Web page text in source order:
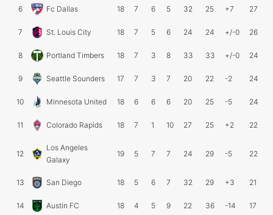
6 Fc Dallas 18 7 6 5 32 25 +7 27
7 St. Louis City 18 7 5 6 24 24 +/-0 26
8 Portland Timbers 18 7 3 8 33 33 +/-0 24
9 Seattle Sounders 17 7 3 7 20 22 -2 24
10 Minnesota United 18 6 6 6 20 25 -5 24
11 Colorado Rapids 18 7 1 10 27 25 +2 22
12
Los Angeles
Galaxy
19 5 7 7 24 29 -5 22
13 San Diego 18 5 6 7 32 29 +3 21
14 Austin FC 18 4 5 9 22 36 -14 17